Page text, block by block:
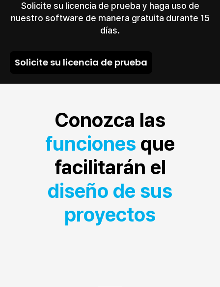
Solicite su licencia de prueba y haga uso de
nuestro software de manera gratuita durante 15
días.
Solicite su licencia de prueba
Conozca las
funciones que
facilitarán el
diseño de sus
proyectos